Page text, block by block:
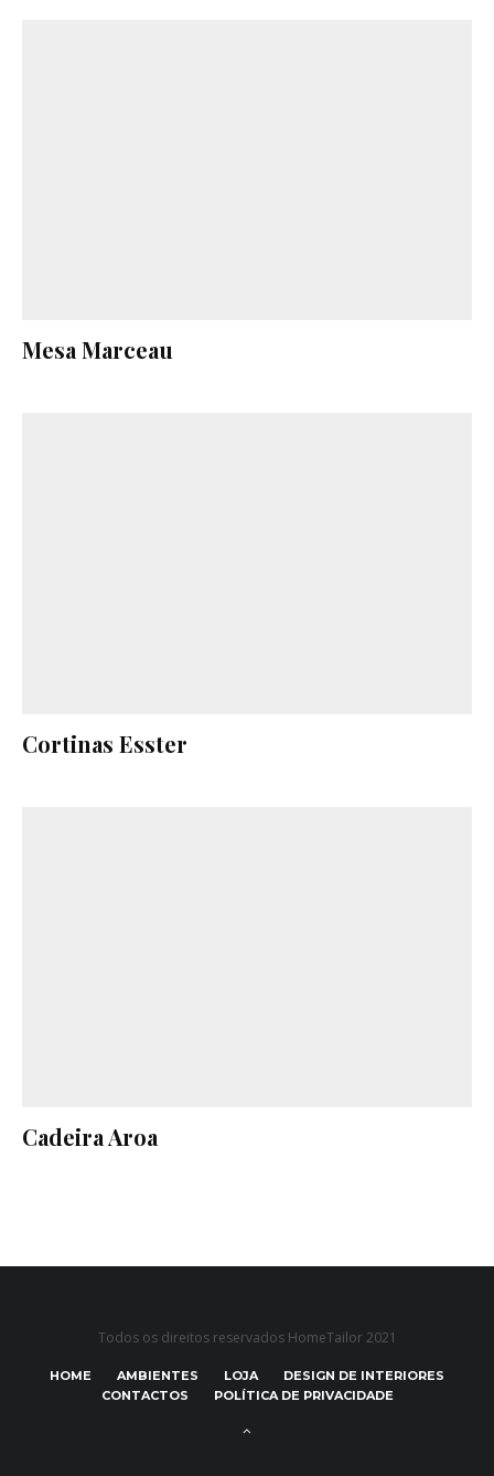
Mesa Marceau
Cortinas Esster
Cadeira Aroa
Todos os direitos reservados HomeTailor 2021
HOME AMBIENTES LOJA
DESIGN DE INTERIORES
CONTACTOS
POLÍTICA DE PRIVACIDADE